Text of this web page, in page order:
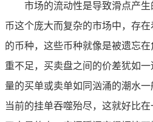
市场的流动性是导致滑点产
币这个庞大而复杂的市场中，存
的币种，这些币种就像是被遗忘
重不足，买卖盘之间的价差犹如
量的买单或卖单如同汹涌的潮水
当前的挂单吞噬殆尽，这就好比